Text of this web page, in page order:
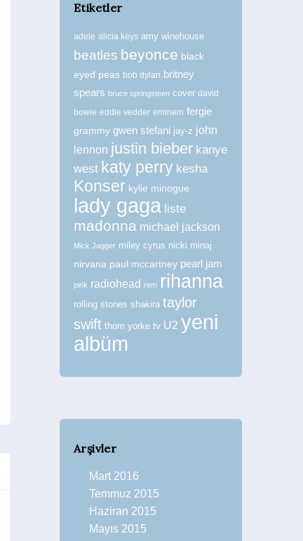
Avrupa Çıkarması
Etiketler
adele alicia keys amy winehouse
beatles beyonce black
eyed peas bob dylan britney
spears bruce springsteen cover david
bowie eddie vedder eminem fergie
grammy gwen stefani jay-z john
lennon justin bieber kanye
west katy perry kesha
Konser kylie minogue
lady gaga liste
madonna michael jackson
Mick Jagger miley cyrus nicki minaj
nirvana paul mccartney pearl jam
pink radiohead rem rihanna
rolling stones shakira taylor
swift thom yorke tv U2 yeni
albüm
Arşivler
Mart 2016
Temmuz 2015
Haziran 2015
Mayıs 2015